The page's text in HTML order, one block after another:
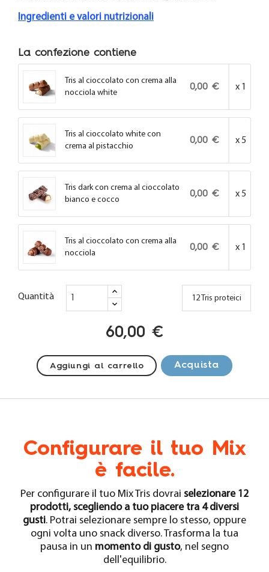
Ingredienti e valori nutrizionali
La confezione contiene
Tris al cioccolato con crema alla
nocciola white
0,00 € x 1
Tris al cioccolato white con
crema al pistacchio
0,00 € x 5
Tris dark con crema al cioccolato
bianco e cocco
0,00 € x 5
Tris al cioccolato con crema alla
nocciola
0,00 € x 1
Quantità 12 Tris proteici
60,00 €
Aggiungi al carrello Acquista
Configurare il tuo Mix
è facile.
Per configurare il tuo Mix Tris dovrai selezionare 12
prodotti, scegliendo a tuo piacere tra 4 diversi
gusti. Potrai selezionare sempre lo stesso, oppure
ogni volta uno snack diverso. Trasforma la tua
pausa in un momento di gusto, nel segno
dell'equilibrio.